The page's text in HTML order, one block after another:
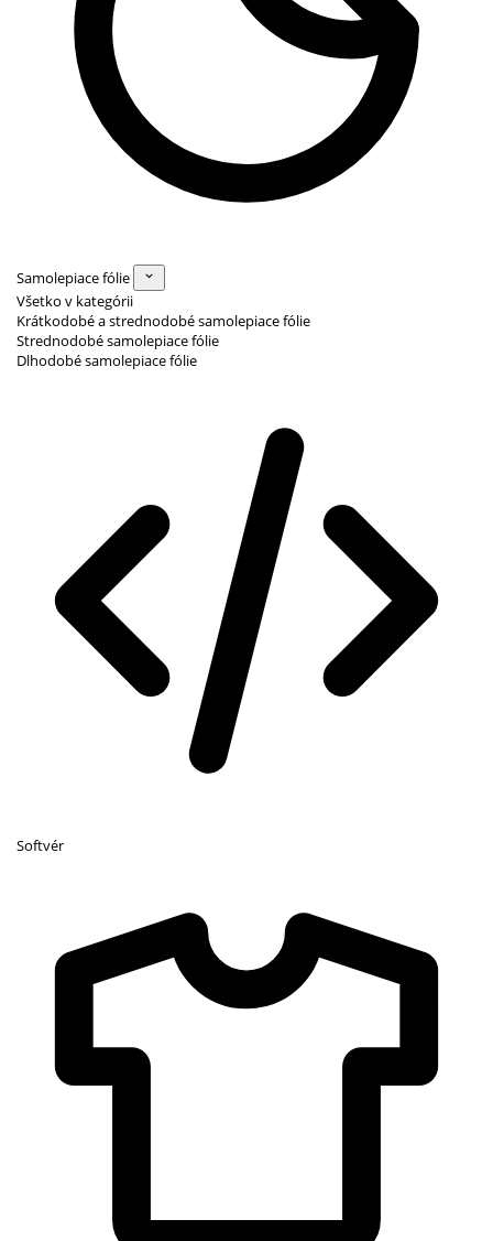
Samolepiace fólie
Všetko v kategórii
Krátkodobé a strednodobé samolepiace fólie
Strednodobé samolepiace fólie
Dlhodobé samolepiace fólie
Softvér